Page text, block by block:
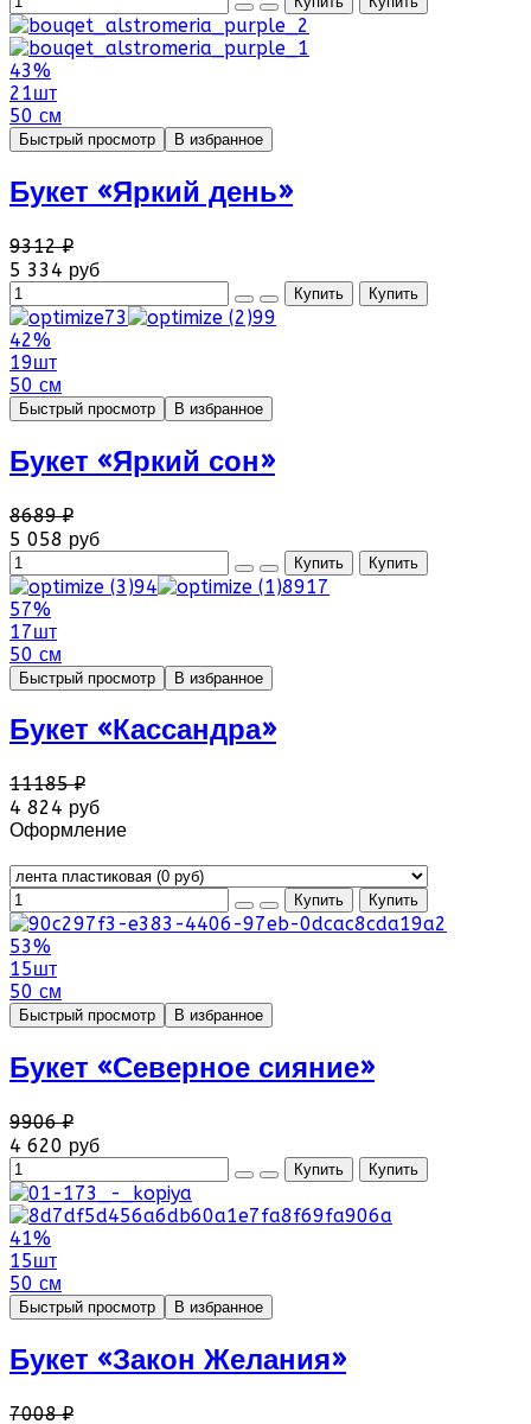
43%
21шт
50 см
Быстрый просмотр В избранное
Букет «Яркий день»
9312 ₽
5 334 руб
42%
19шт
50 см
Быстрый просмотр В избранное
Букет «Яркий сон»
8689 ₽
5 058 руб
57%
17шт
50 см
Быстрый просмотр В избранное
Букет «Кассандра»
11185 ₽
4 824 руб
Оформление
53%
15шт
50 см
Быстрый просмотр В избранное
Букет «Северное сияние»
9906 ₽
4 620 руб
41%
15шт
50 см
Быстрый просмотр В избранное
Букет «Закон Желания»
7008 ₽